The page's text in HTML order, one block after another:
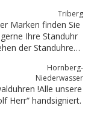
Triberg
Marken finden Sie
Ihre Standuhr
der Standuhren
Hornberg-
Niederwasser
!Alle unsere
Herr“ handsigniert.